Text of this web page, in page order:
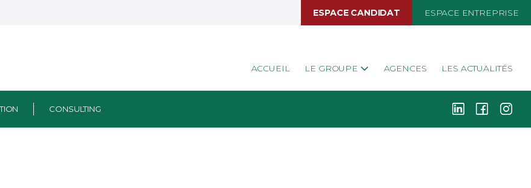
ESPACE CANDIDAT ESPACE ENTREPRISE
ACCUEIL LE GROUPE AGENCES LES ACTUALITÉS
CONSULTING k i j